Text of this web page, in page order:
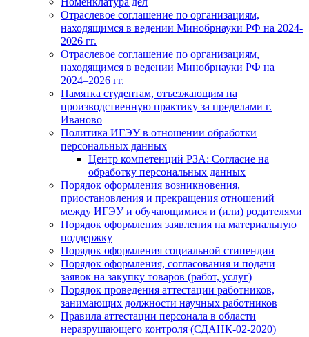
Отраслевое соглашение по организациям,
находящимся в ведении Минобрнауки РФ на 2024-
2026 гг.
Отраслевое соглашение по организациям,
находящимся в ведении Минобрнауки РФ на
2024–2026 гг.
Памятка студентам, отъезжающим на
производственную практику за пределами г.
Иваново
Политика ИГЭУ в отношении обработки
персональных данных
Центр компетенций РЗА: Согласие на
обработку персональных данных
Порядок оформления возникновения,
приостановления и прекращения отношений
между ИГЭУ и обучающимися и (или) родителями
Порядок оформления заявления на материальную
поддержку
Порядок оформления социальной стипендии
Порядок оформления, согласования и подачи
заявок на закупку товаров (работ, услуг)
Порядок проведения аттестации работников,
занимающих должности научных работников
Правила аттестации персонала в области
неразрушающего контроля (СДАНК-02-2020)